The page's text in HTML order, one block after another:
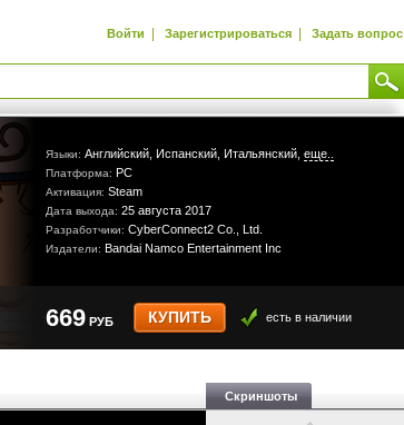
Войти | Зарегистрироваться | Задать вопрос
Языки: Английский, Испанский, Итальянский, еще..
Платформа: PC
Активация: Steam
Дата выхода: 25 августа 2017
Разработчики: CyberConnect2 Co., Ltd.
Издатели: Bandai Namco Entertainment Inc
669 РУБ КУПИТЬ есть в наличии
Скриншоты